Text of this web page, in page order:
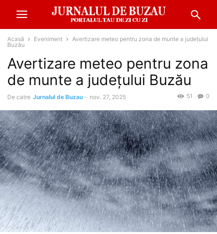
Acasă Eveniment
Avertizare meteo pentru zona de munte a județului
Buzău
Avertizare meteo pentru zona
de munte a județului Buzău
De catre Jurnalul de Buzau - nov. 27, 2025 0
51